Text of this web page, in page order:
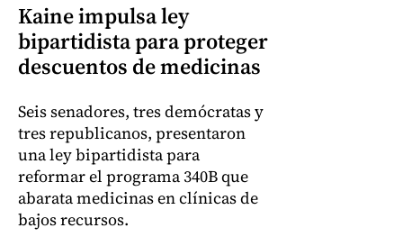
Kaine impulsa ley
bipartidista para proteger
descuentos de medicinas
Seis senadores, tres demócratas y
tres republicanos, presentaron
una ley bipartidista para
reformar el programa 340B que
abarata medicinas en clínicas de
bajos recursos.